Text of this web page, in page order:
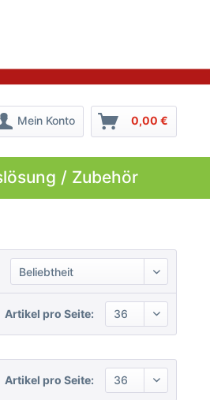
Mein Konto 0,00 €
/ Zubehör
Artikel pro Seite:
Artikel pro Seite: